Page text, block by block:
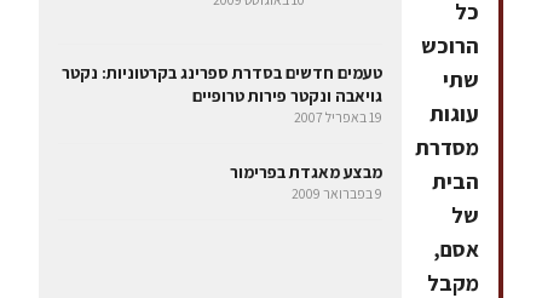
כל
הרוכש
שתי
עוגות
מסדרת
הבית
של
אסם,
מקבל
טעמים חדשים בסדרת ספרינג בקרטוניות: נקטר
גויאבה ונקטר פירות טרופיים
19 באפריל 2007
מבצע מאגדת בפרימור
9 בפברואר 2009